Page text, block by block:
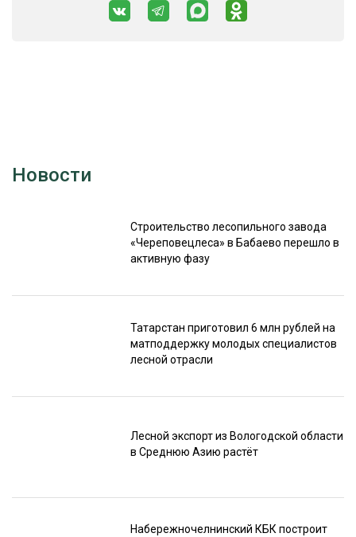
Новости
Строительство лесопильного завода
«Череповецлеса» в Бабаево перешло в
активную фазу
Татарстан приготовил 6 млн рублей на
матподдержку молодых специалистов
лесной отрасли
Лесной экспорт из Вологодской области
в Среднюю Азию растёт
Набережночелнинский КБК построит